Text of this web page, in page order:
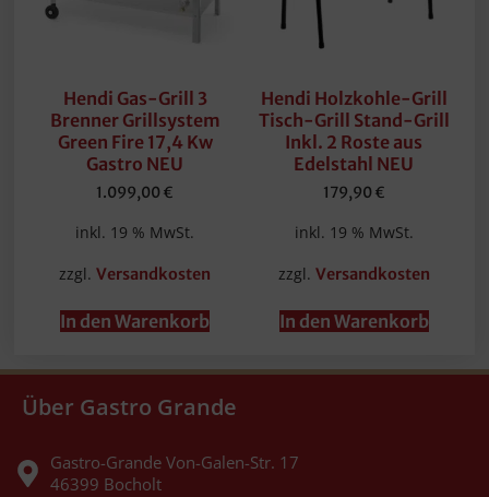
Hendi Gas-Grill 3
Brenner Grillsystem
Green Fire 17,4 Kw
Gastro NEU
1.099,00 €
inkl. 19 % MwSt.
zzgl.Versandkosten
In den Warenkorb
Hendi Holzkohle-Grill
Tisch-Grill Stand-Grill
Inkl. 2 Roste aus
Edelstahl NEU
179,90 €
inkl. 19 % MwSt.
zzgl. Versandkosten
In den Warenkorb
Über Gastro Grande
Gastro-Grande Von-Galen-Str. 17
46399 Bocholt